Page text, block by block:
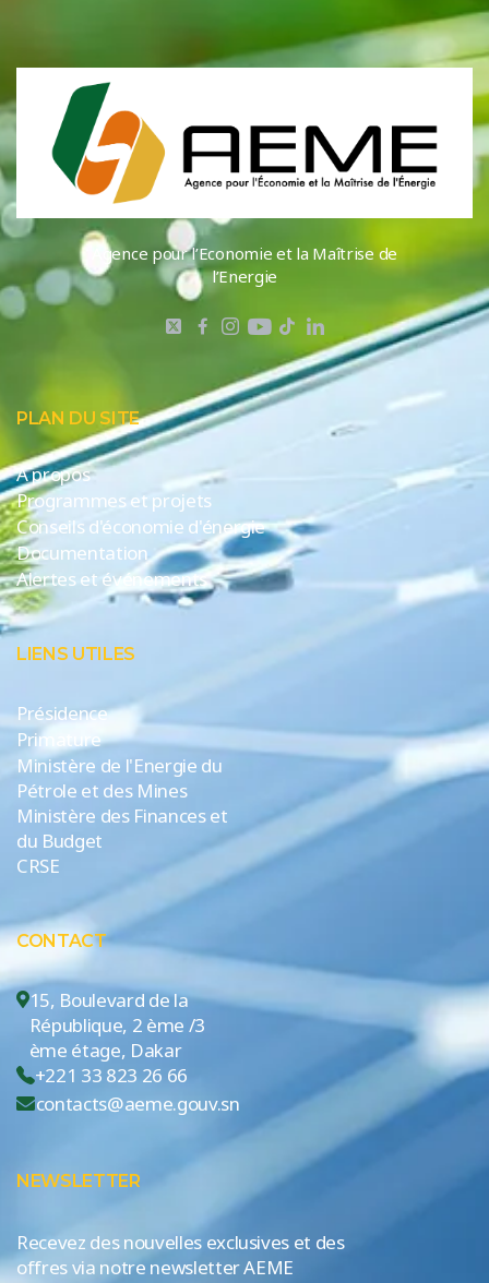
Agence pour l’Economie et la Maîtrise de
l’Energie
PLAN DU SITE
A propos
Programmes et projets
Conseils d'économie d'énergie
Documentation
Alertes et événements
LIENS UTILES
Présidence
Primature
Ministère de l'Energie du
Pétrole et des Mines
Ministère des Finances et
du Budget
CRSE
CONTACT
15, Boulevard de la
République, 2 ème /3
ème étage, Dakar
+221 33 823 26 66
contacts@aeme.gouv.sn
NEWSLETTER
Recevez des nouvelles exclusives et des
offres via notre newsletter AEME